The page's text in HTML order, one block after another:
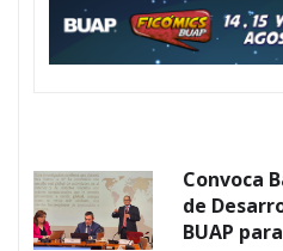
Convoca
de
BUAP